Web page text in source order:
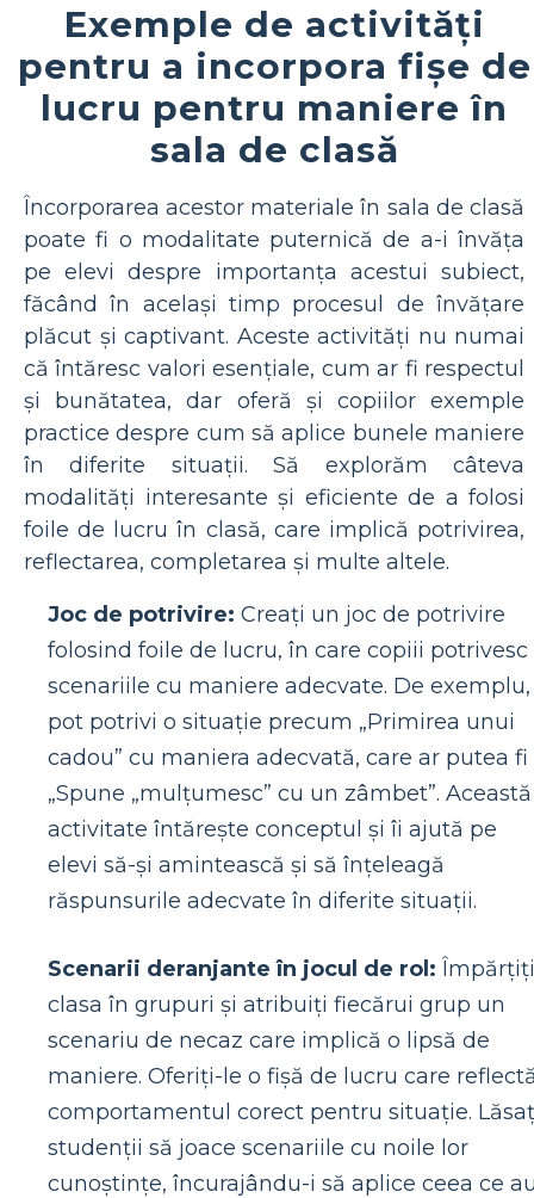
Exemple de activități
pentru a incorpora fișe de
lucru pentru maniere în
sala de clasă
Încorporarea acestor materiale în sala de clasă
poate fi o modalitate puternică de a-i învăța
pe elevi despre importanța acestui subiect,
făcând în același timp procesul de învățare
plăcut și captivant. Aceste activități nu numai
că întăresc valori esențiale, cum ar fi respectul
și bunătatea, dar oferă și copiilor exemple
practice despre cum să aplice bunele maniere
în diferite situații. Să explorăm câteva
modalități interesante și eficiente de a folosi
foile de lucru în clasă, care implică potrivirea,
reflectarea, completarea și multe altele.
Joc de potrivire: Creați un joc de potrivire
folosind foile de lucru, în care copiii potrivesc
scenariile cu maniere adecvate. De exemplu,
pot potrivi o situație precum „Primirea unui
cadou” cu maniera adecvată, care ar putea fi
„Spune „mulțumesc” cu un zâmbet”. Această
activitate întărește conceptul și îi ajută pe
elevi să-și amintească și să înțeleagă
răspunsurile adecvate în diferite situații.
Scenarii deranjante în jocul de rol: Împărțiți
clasa în grupuri și atribuiți fiecărui grup un
scenariu de necaz care implică o lipsă de
maniere. Oferiți-le o fișă de lucru care
comportamentul corect pentru situație.
studenții să joace scenariile cu noile lor
cunoștințe, încurajându-i să aplice ceea ce